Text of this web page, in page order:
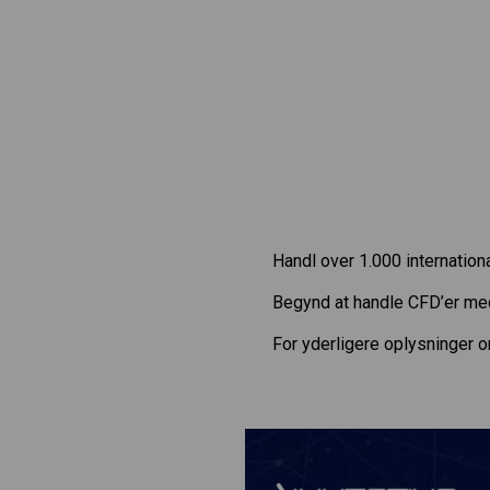
Handl over 1.000
Begynd at handle CFD’er
For yderligere oplysninger